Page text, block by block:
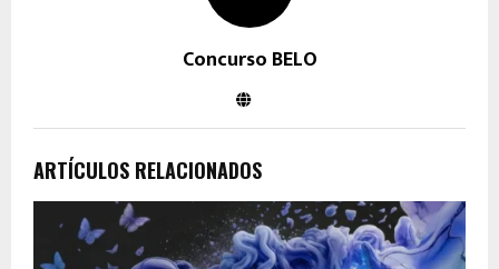
Concurso BELO
ARTÍCULOS RELACIONADOS